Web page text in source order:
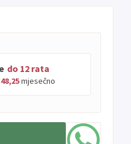
do 12 rata
mjesečno
do12rata